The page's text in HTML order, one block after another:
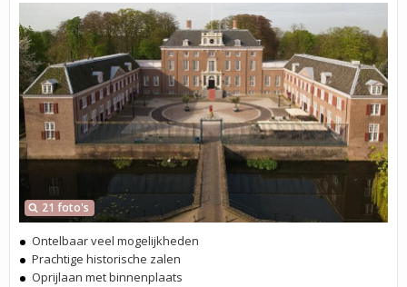
21 foto's
Ontelbaar veel mogelijkheden
Prachtige historische zalen
Oprijlaan met binnenplaats